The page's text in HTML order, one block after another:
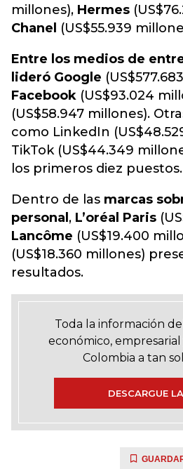
millones), Hermes
Chanel (US$55.939
Entre los medios de
lideró Google
Facebook (US$93.024
(US$58.947 millones).
como LinkedIn
TikTok (US$44.349
los primeros diez puestos.
Dentro de las marcas
personal , L’oréal Paris
Lancôme (US$19.400
(US$18.360 millones)
resultados.
Toda la información
económico,
Colombia a tan
DESCARGUE